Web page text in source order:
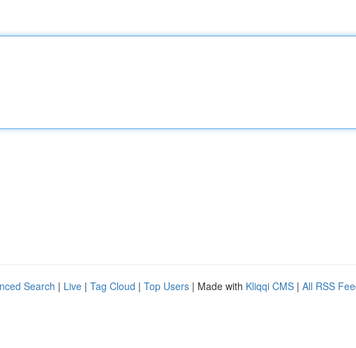
Search | Live | Tag Cloud | Top Users | Made with Kliqqi CMS | All RSS